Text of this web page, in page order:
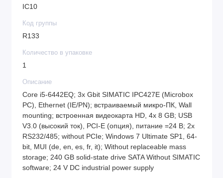
IC10
Код группы
R133
Количество в упаковке
1
Описание
Core i5-6442EQ; 3x Gbit SIMATIC IPC427E (Microbox
PC), Ethernet (IE/PN); встраиваемый микро-ПК, Wall
mounting; встроенная видеокарта HD, 4x 8 GB; USB
V3.0 (высокий ток), PCI-E (опция), питание =24 В; 2x
RS232/485; without PCIe; Windows 7 Ultimate SP1, 64-
bit, MUI (de, en, es, fr, it); Without replaceable mass
storage; 240 GB solid-state drive SATA Without SIMATIC
software; 24 V DC industrial power supply